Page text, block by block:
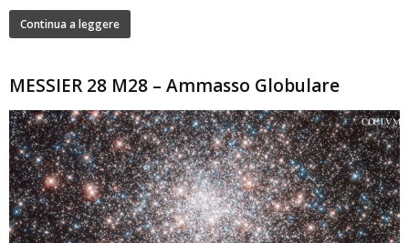
Continua a leggere
MESSIER 28 M28 – Ammasso Globulare